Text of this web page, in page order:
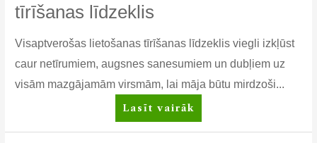
tīrīšanas līdzeklis
Visaptverošas lietošanas tīrīšanas līdzeklis viegli izkļūst
caur netīrumiem, augsnes sanesumiem un dubļiem uz
visām mazgājamām virsmām, lai māja būtu mirdzoši...
L.O.C.™
Daudzfunkcionāls
Lasīt vairāk